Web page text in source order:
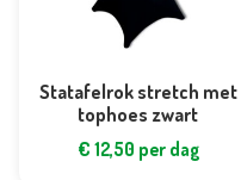
Statafelrok stretch met
tophoes zwart
€ 12,50 per dag